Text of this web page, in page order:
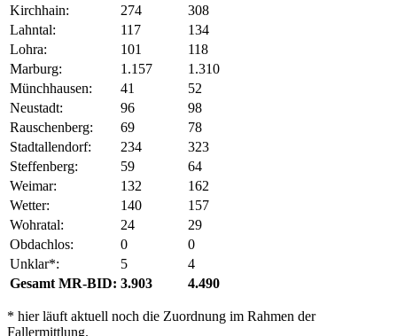
Kirchhain:
274
308
Lahntal:
117
134
Lohra:
101
118
Marburg:
1.157
1.310
Münchhausen:
41
52
Neustadt:
96
98
Rauschenberg:
69
78
Stadtallendorf:
234
323
Steffenberg:
59
64
Weimar:
132
162
Wetter:
140
157
Wohratal:
24
29
Obdachlos:
0
0
Unklar*:
5
4
Gesamt MR-BID: 3.903 4.490
* hier läuft aktuell noch die Zuordnung im Rahmen der
Fallermittlung.